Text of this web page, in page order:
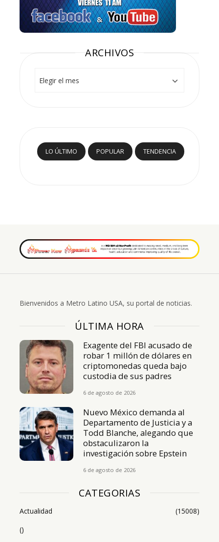
ARCHIVOS
LO ÚLTIMO POPULAR TENDENCIA
Bienvenidos a Metro Latino USA, su portal de noticias.
ÚLTIMA HORA
Exagente del FBI acusado de
robar 1 millón de dólares en
criptomonedas queda bajo
custodia de sus padres
6 de agosto de 2026
Nuevo México demanda al
Departamento de Justicia y a
Todd Blanche, alegando que
obstaculizaron la
investigación sobre Epstein
6 de agosto de 2026
CATEGORIAS
Actualidad
(15008)
()